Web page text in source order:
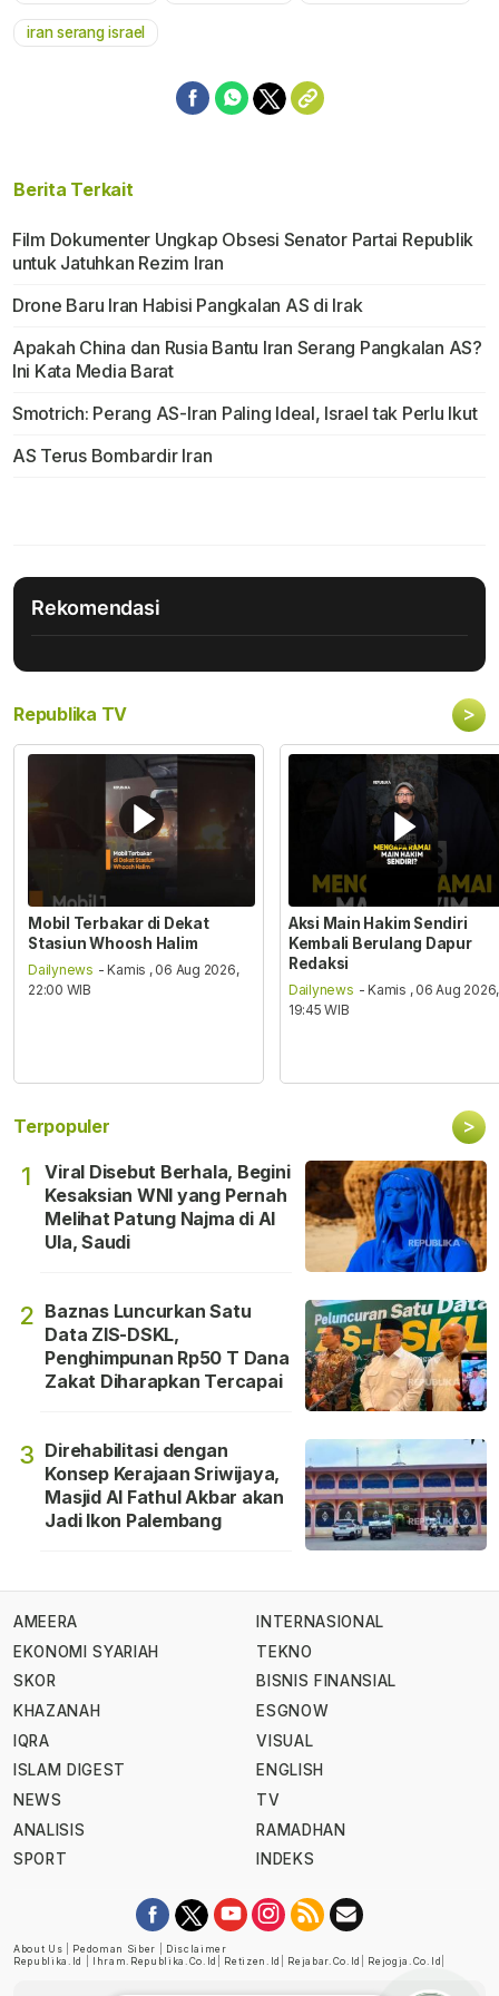
iran serang israel
Berita Terkait
Film Dokumenter Ungkap Obsesi Senator Partai Republik
untuk Jatuhkan Rezim Iran
Drone Baru Iran Habisi Pangkalan AS di Irak
Apakah China dan Rusia Bantu Iran Serang Pangkalan AS?
Ini Kata Media Barat
Smotrich: Perang AS-Iran Paling Ideal, Israel tak Perlu Ikut
AS Terus Bombardir Iran
Rekomendasi
Republika TV >
Mobil Terbakar di Dekat
Stasiun Whoosh Halim
Dailynews - Kamis , 06 Aug 2026,
22:00 WIB
Aksi Main Hakim Sendiri
Kembali Berulang Dapur
Redaksi
Dailynews - Kamis , 06 Aug 2026,
19:45 WIB
Terpopuler >
1
Viral Disebut Berhala, Begini
Kesaksian WNI yang Pernah
Melihat Patung Najma di Al
Ula, Saudi
2 Baznas Luncurkan Satu
Data ZIS-DSKL,
Penghimpunan Rp50 T Dana
Zakat Diharapkan Tercapai
3 Direhabilitasi dengan
Konsep Kerajaan Sriwijaya,
Masjid Al Fathul Akbar akan
Jadi Ikon Palembang
AMEERA
EKONOMI SYARIAH
SKOR
KHAZANAH
IQRA
ISLAM DIGEST
NEWS
ANALISIS
SPORT
INTERNASIONAL
TEKNO
BISNIS FINANSIAL
ESGNOW
VISUAL
ENGLISH
TV
RAMADHAN
INDEKS
About Us Pedoman Siber
Disclaimer
Republika.id
Ihram.republika.co.id Retizen.id Rejabar.co.id Rejogja.co.id